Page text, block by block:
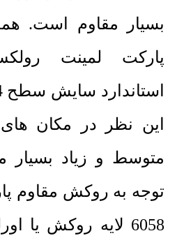
بسیار مقاوم است.
پارکت لمینت
این نظر در مکان
متوسط و زیاد بسیار
توجه به روکش مقاوم